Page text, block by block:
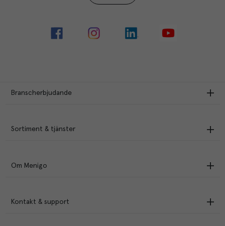
Branscherbjudande
Sortiment & tjänster
Om Menigo
Kontakt & support